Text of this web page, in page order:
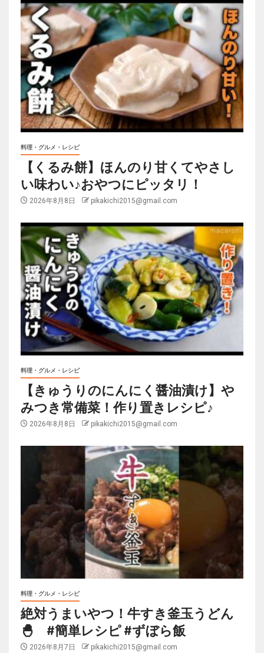
料理・グルメ・レシピ
【くるみ餅】ほんのり甘くてやさし
い味わい♪おやつにピッタリ！
2026年8月8日 pikakichi2015@gmail.com
料理・グルメ・レシピ
【きゅうりのにんにく醤油漬け】や
みつき常備菜！作り置きレシピ♪
2026年8月8日 pikakichi2015@gmail.com
料理・グルメ・レシピ
絶対うまいやつ！牛すき釜玉うどん
🐣 #簡単レシピ #ずぼら飯
2026年8月7日 pikakichi2015@gmail.com